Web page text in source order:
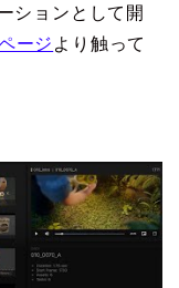
ションとして開
ージ より触って